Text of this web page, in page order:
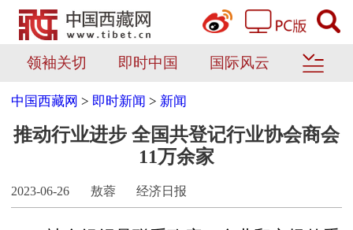
领袖关切 即时中国 国际风云
中国西藏网 > 即时新闻 > 新闻
推动行业进步 全国共登记行业协会商会
11万余家
2023-06-26 敖蓉 经济日报